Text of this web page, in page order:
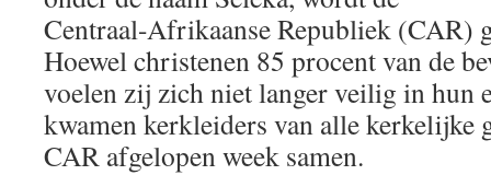
Centraal-Afrikaanse Republiek (CAR)
Hoewel christenen 85 procent van de
voelen zij zich niet langer veilig in hun
kwamen kerkleiders van alle kerkelijke
CAR afgelopen week samen.